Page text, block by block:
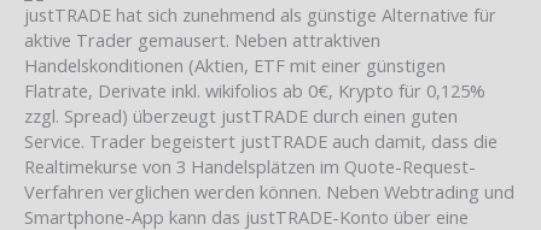
justTRADE hat sich zunehmend als günstige Alternative für
aktive Trader gemausert. Neben attraktiven
Handelskonditionen (Aktien, ETF mit einer günstigen
Flatrate, Derivate inkl. wikifolios ab 0€, Krypto für 0,125%
zzgl. Spread) überzeugt justTRADE durch einen guten
Service. Trader begeistert justTRADE auch damit, dass die
Realtimekurse von 3 Handelsplätzen im Quote-Request-
Verfahren verglichen werden können. Neben Webtrading und
Smartphone-App kann das justTRADE-Konto über eine